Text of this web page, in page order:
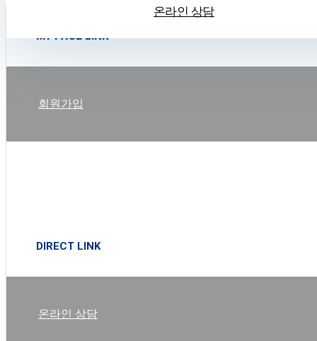
MY PAGE LINK
회원가입
DIRECT LINK
온라인 상담
온라인 상담